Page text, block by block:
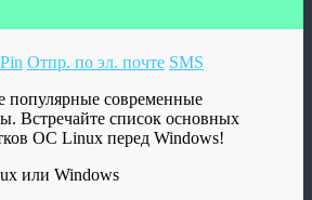
Pin Отпр. по эл. почте SMS
популярные современные
Встречайте список основных
ОС Linux перед Windows!